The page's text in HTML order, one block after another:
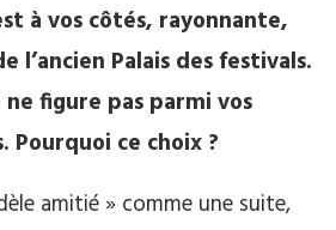
à vos côtés, rayonnante,
l’ancien Palais des festivals.
figure pas parmi vos
Pourquoi ce choix ?
amitié » comme une suite,